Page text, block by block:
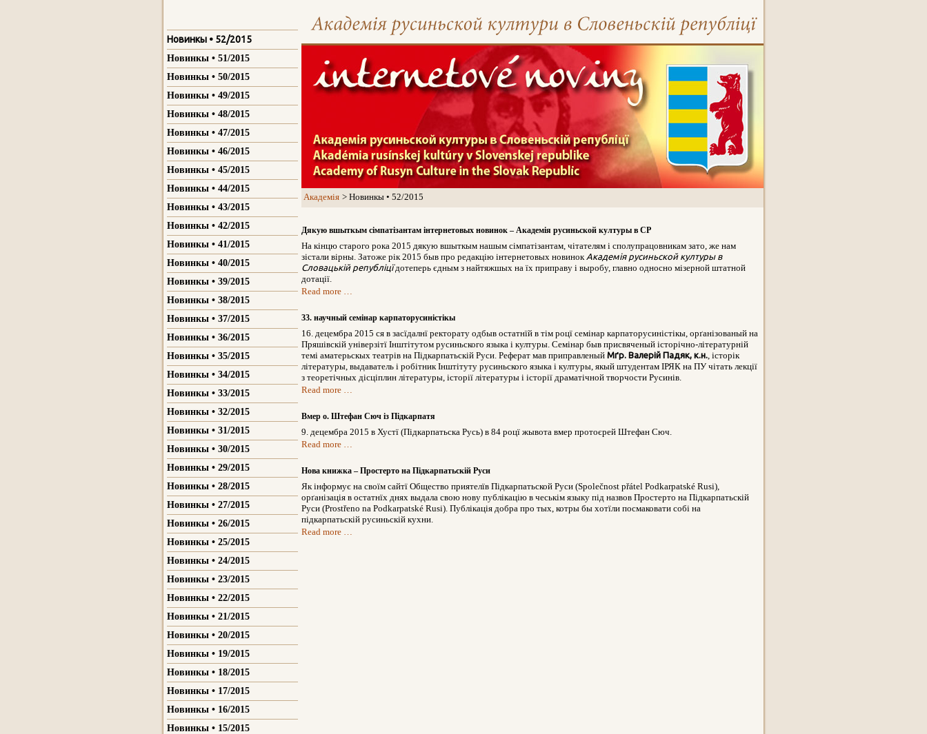
Новинкы • 52/2015
Новинкы • 51/2015
Новинкы • 50/2015
Новинкы • 49/2015
Новинкы • 48/2015
Новинкы • 47/2015
Новинкы • 46/2015
Новинкы • 45/2015
Новинкы • 44/2015
Новинкы • 43/2015
Новинкы • 42/2015
Новинкы • 41/2015
Новинкы • 40/2015
Новинкы • 39/2015
Новинкы • 38/2015
Новинкы • 37/2015
Новинкы • 36/2015
Новинкы • 35/2015
Новинкы • 34/2015
Новинкы • 33/2015
Новинкы • 32/2015
Новинкы • 31/2015
Новинкы • 30/2015
Новинкы • 29/2015
Новинкы • 28/2015
Новинкы • 27/2015
Новинкы • 26/2015
Новинкы • 25/2015
Новинкы • 24/2015
Новинкы • 23/2015
Новинкы • 22/2015
Новинкы • 21/2015
Новинкы • 20/2015
Новинкы • 19/2015
Новинкы • 18/2015
Новинкы • 17/2015
Новинкы • 16/2015
Новинкы • 15/2015
Aкадемія Новинкы • 52/2015
Дякую вшыткым сімпатізантам інтернетовых новинок – Академія русиньской културы в СР
На кінцю старого рока 2015 дякую вшыткым нашым сімпатізантам, чітателям і сполупрацовникам зато, же нам
зістали вірны. Затоже рік 2015 быв про редакцію інтернетовых новинок Академія русиньской културы в
Словацькій републіцїдотеперь єдным з найтяжшых на їх приправу і выробу, главно односно мізерной штатной
дотації.
Read more …
33. научный семінар карпаторусиністікы
16. децембра 2015 ся в засїдалнї ректорату одбыв остатнїй в тім роцї семінар карпаторусиністікы, орґанізованый на
Пряшівскій універзітї Інштітутом русиньского языка і културы. Семінар быв присвяченый історічно-літературній
темі аматерьскых театрів на Підкарпатьскій Руси. Реферат мав приправленый Мґр. Валерій Падяк, к.н., історік
літературы, выдаватель і робітник Інштітуту русиньского языка і културы, якый штудентам ІРЯК на ПУ чітать лекції
з теоретічных дісціплин літературы, історії літературы і історії драматічной творчости Русинів.
Read more …
Вмер о. Штефан Сюч із Підкарпатя
9. децембра 2015 в Хустї (Підкарпатьска Русь) в 84 роцї жывота вмер протоєрей Штефан Сюч.
Read more …
Нова книжка – Простерто на Підкарпатьскій Руси
Як інформує на своїм сайтї Общество приятелїв Підкарпатьской Руси (Společnost přátel Podkarpatské Rusi),
орґанізація в остатнїх днях выдала свою нову публікацію в чеськім языку під назвов Простерто на Підкарпатьскій
Руси (Prostřeno na Podkarpatské Rusi). Публікація добра про тых, котры бы хотїли посмаковати собі на
підкарпатьскій русиньскій кухни.
Read more …